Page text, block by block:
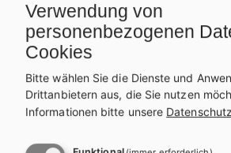
n
g
Verwendung von
personenbezogenen
Cookies
Bitte wählen Sie die Dienste und
Drittanbietern aus, die Sie nutzen
Informationen bitte unsere